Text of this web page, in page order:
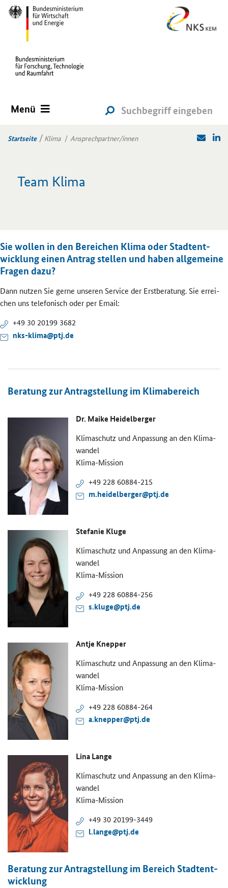
Menü
Startseite Klima Ansprechpartner/innen
Team Klima
Sie wol­len in den Be­rei­chen Klima oder Stadt­ent­
wick­lung einen An­trag stel­len und haben all­ge­mei­ne
Fra­gen dazu?
Dann nut­zen Sie gerne un­se­ren Ser­vice der Erst­be­ra­tung. Sie er­rei­
chen uns te­le­fo­nisch oder per Email:
+49 30 20199 3682
nks-​klima@ptj.de
Be­ra­tung zur An­trag­stel­lung im Kli­ma­be­reich
Dr. Maike Hei­del­ber­ger
Kli­ma­schutz und An­pas­sung an den Kli­ma­
wan­del
Klima-​Mission
+49 228 60884-​215
m.hei­del­ber­ger@ptj.de
Ste­fa­nie Kluge
Kli­ma­schutz und An­pas­sung an den Kli­ma­
wan­del
Klima-​Mission
+49 228 60884-​256
s.kluge@ptj.de
Antje Knep­per
Kli­ma­schutz und An­pas­sung an den Kli­ma­
wan­del
Klima-​Mission
+49 228 60884-​264
a.knep­per@ptj.de
Lina Lange
Kli­ma­schutz und An­pas­sung an den Kli­ma­
wan­del
Klima-​Mission
+49 30 20199-​3449
l.lange@ptj.de
Be­ra­tung zur An­trag­stel­lung im Be­reich Stadt­ent­
wick­lung